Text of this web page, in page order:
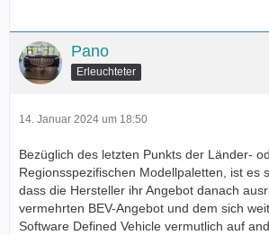
Pano
Erleuchteter
14. Januar 2024 um 18:50
Bezüglich des letzten Punkts der Länder-
Regionsspezifischen Modellpaletten, ist es
dass die Hersteller ihr Angebot danach
vermehrten BEV-Angebot und dem sich
Software Defined Vehicle vermutlich auf